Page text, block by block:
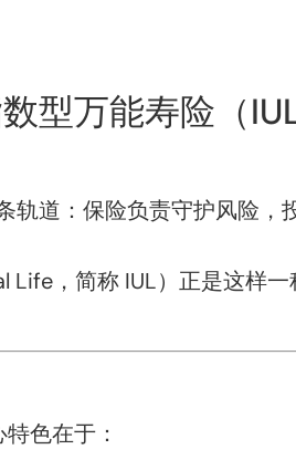
型万能寿险（
轨道：保险负责守护风险
，简称 IUL）正是这样
色在于：